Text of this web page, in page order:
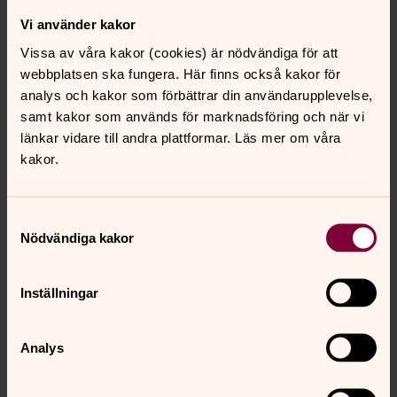
Vi använder kakor
Vissa av våra kakor (cookies) är nödvändiga för att
webbplatsen ska fungera. Här finns också kakor för
analys och kakor som förbättrar din användarupplevelse,
samt kakor som används för marknadsföring och när vi
länkar vidare till andra plattformar. Läs mer om våra
kakor.
Nödvändiga kakor
Inställningar
Analys
Huvudskyddsombud, Norra Ölands pastorat
Direkt: 0485-200 08
E-post:anna.fendin@svenskakyrkan.se
JORD
Använd gärna urnjord/ U-jord. Det finns fler alternativ,
men för nya användare är dessa jordar de säkraste
under de första 1-2 åren då man skaffar sig erfarenhet
I överlådan har man planteringsjord och från den hänger